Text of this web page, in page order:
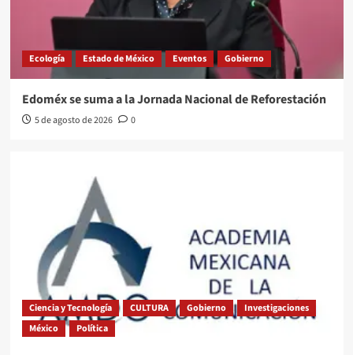
Ecología Estado de México Eventos Gobierno
Edoméx se suma a la Jornada Nacional de Reforestación
5 de agosto de 2026 0
Ciencia y Tecnología CULTURA Gobierno
Investigaciones
México
Política